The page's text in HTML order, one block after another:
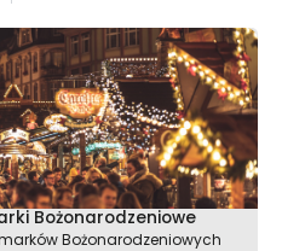
Bożonarodzeniowe
Bożonarodzeniowych